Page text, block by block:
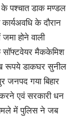
के पश्चात डाक मण्डल
के दौरान
होने वाली
सॉफ्टवेयर मैककेमिश
रूपये डाकघर सुनील
गया बिहार
एवं सरकारी धन
में पुलिस ने जब